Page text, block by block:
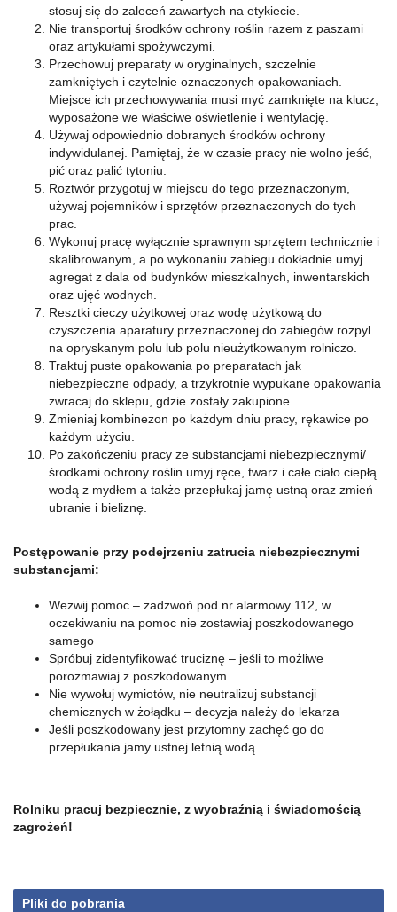
stosuj się do zaleceń zawartych na etykiecie.
Nie transportuj środków ochrony roślin razem z paszami
oraz artykułami spożywczymi.
Przechowuj preparaty w oryginalnych, szczelnie
zamkniętych i czytelnie oznaczonych opakowaniach.
Miejsce ich przechowywania musi myć zamknięte na klucz,
wyposażone we właściwe oświetlenie i wentylację.
Używaj odpowiednio dobranych środków ochrony
indywidulanej. Pamiętaj, że w czasie pracy nie wolno jeść,
pić oraz palić tytoniu.
Roztwór przygotuj w miejscu do tego przeznaczonym,
używaj pojemników i sprzętów przeznaczonych do tych
prac.
Wykonuj pracę wyłącznie sprawnym sprzętem technicznie i
skalibrowanym, a po wykonaniu zabiegu dokładnie umyj
agregat z dala od budynków mieszkalnych, inwentarskich
oraz ujęć wodnych.
Resztki cieczy użytkowej oraz wodę użytkową do
czyszczenia aparatury przeznaczonej do zabiegów rozpyl
na opryskanym polu lub polu nieużytkowanym rolniczo.
Traktuj puste opakowania po preparatach jak
niebezpieczne odpady, a trzykrotnie wypukane opakowania
zwracaj do sklepu, gdzie zostały zakupione.
Zmieniaj kombinezon po każdym dniu pracy, rękawice po
każdym użyciu.
Po zakończeniu pracy ze substancjami niebezpiecznymi/
środkami ochrony roślin umyj ręce, twarz i całe ciało ciepłą
wodą z mydłem a także przepłukaj jamę ustną oraz zmień
ubranie i bieliznę.
Postępowanie przy podejrzeniu zatrucia niebezpiecznymi
substancjami:
Wezwij pomoc – zadzwoń pod nr alarmowy 112, w
oczekiwaniu na pomoc nie zostawiaj poszkodowanego
samego
Spróbuj zidentyfikować truciznę – jeśli to możliwe
porozmawiaj z poszkodowanym
Nie wywołuj wymiotów, nie neutralizuj substancji
chemicznych w żołądku – decyzja należy do lekarza
Jeśli poszkodowany jest przytomny zachęć go do
przepłukania jamy ustnej letnią wodą
Rolniku pracuj bezpiecznie, z wyobraźnią i świadomością
zagrożeń!
Pliki do pobrania